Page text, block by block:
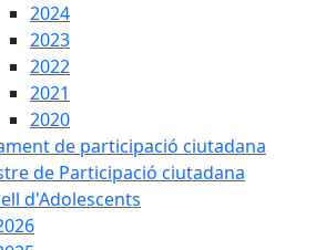
2024
2023
2022
2021
2020
de participació ciutadana
de Participació ciutadana
d'Adolescents